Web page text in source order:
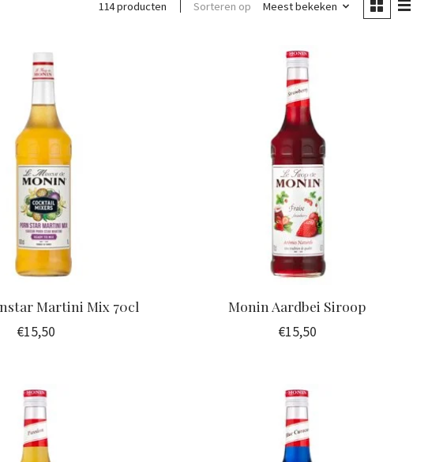
114 producten Sorteren op Meest bekeken
Martini Mix 70cl
€15,50
Monin Aardbei Siroop
€15,50